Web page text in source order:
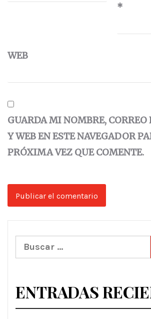
*
WEB
GUARDA MI NOMBRE, CORREO
Y WEB EN ESTE NAVEGADOR
PRÓXIMA VEZ QUE COMENTE.
Buscar:
ENTRADAS